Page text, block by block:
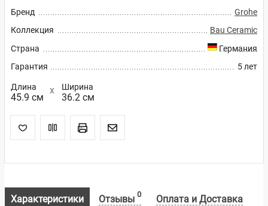
Бренд
Grohe
Коллекция
Bau Ceramic
Страна
Германия
Гарантия
5 лет
Длина
45.9 см
Ширина
36.2 см
Характеристики Отзывы 0 Оплата и Доставка